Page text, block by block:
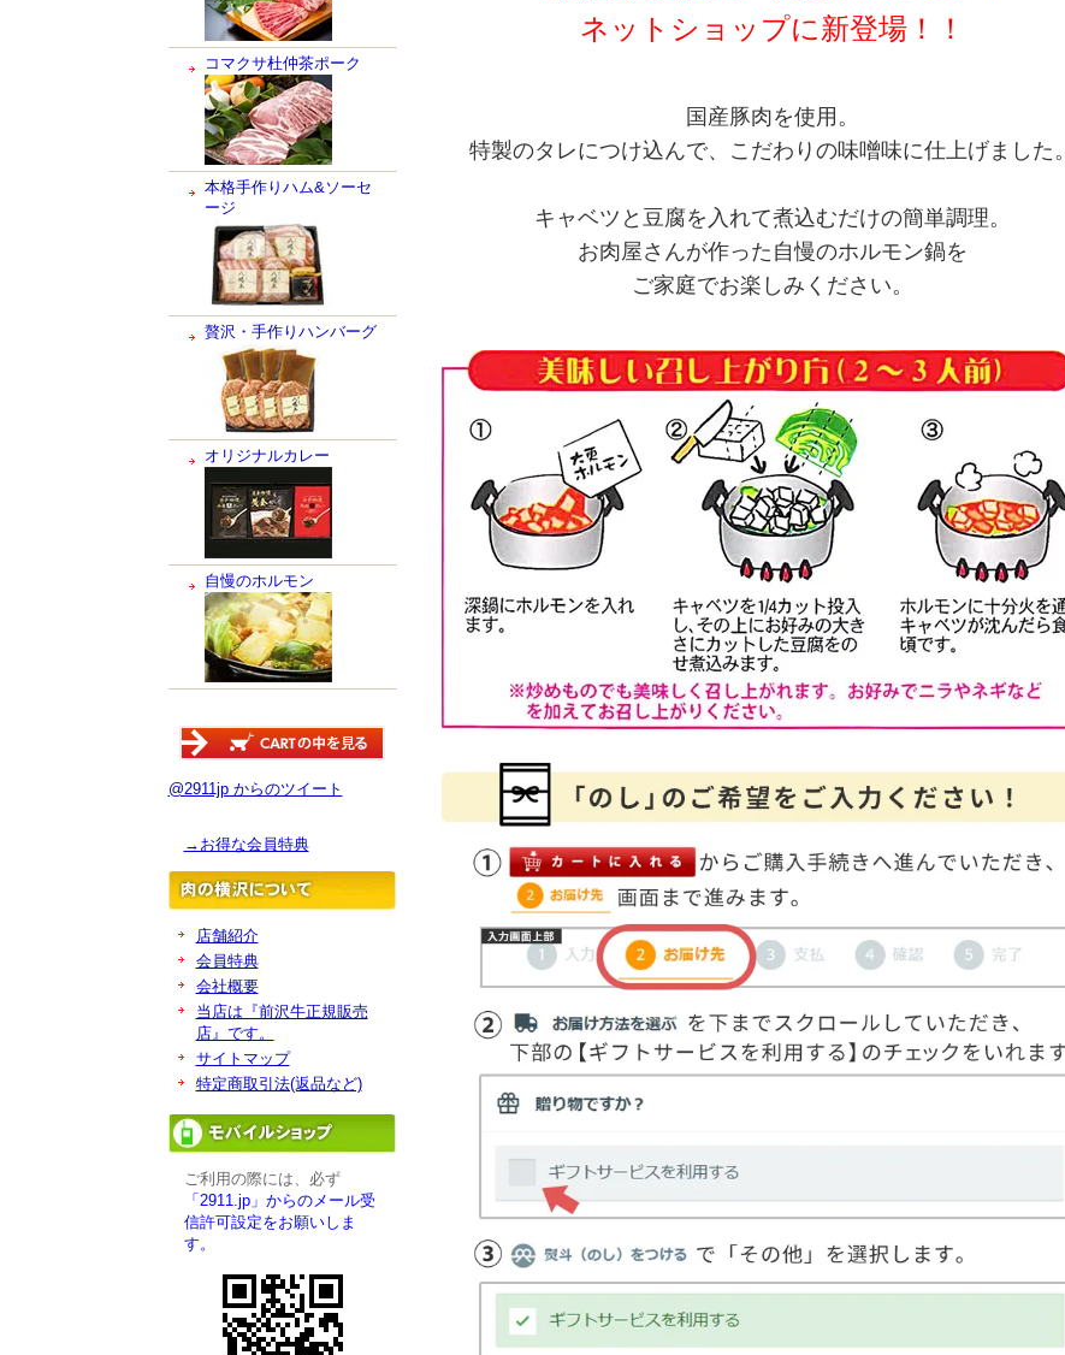
コマクサ杜仲茶ポーク
本格手作りハム&ソーセ
ージ
贅沢・手作りハンバーグ
オリジナルカレー
自慢のホルモン
@2911jp からのツイート
→お得な会員特典
店舗紹介
会員特典
会社概要
当店は『前沢牛正規販売
店』です。
サイトマップ
特定商取引法(返品など)
ご利用の際には、必ず
「2911.jp」からのメール受
信許可設定をお願いしま
す。
ネットショップに新登場！！
国産豚肉を使用。
特製のタレにつけ込んで、こだわりの味噌味に仕上げました。
キャベツと豆腐を入れて煮込むだけの簡単調理。
お肉屋さんが作った自慢のホルモン鍋を
ご家庭でお楽しみください。